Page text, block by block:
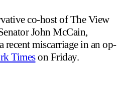
co-host of The View
John McCain,
recent miscarriage in an op-
Timeson Friday.